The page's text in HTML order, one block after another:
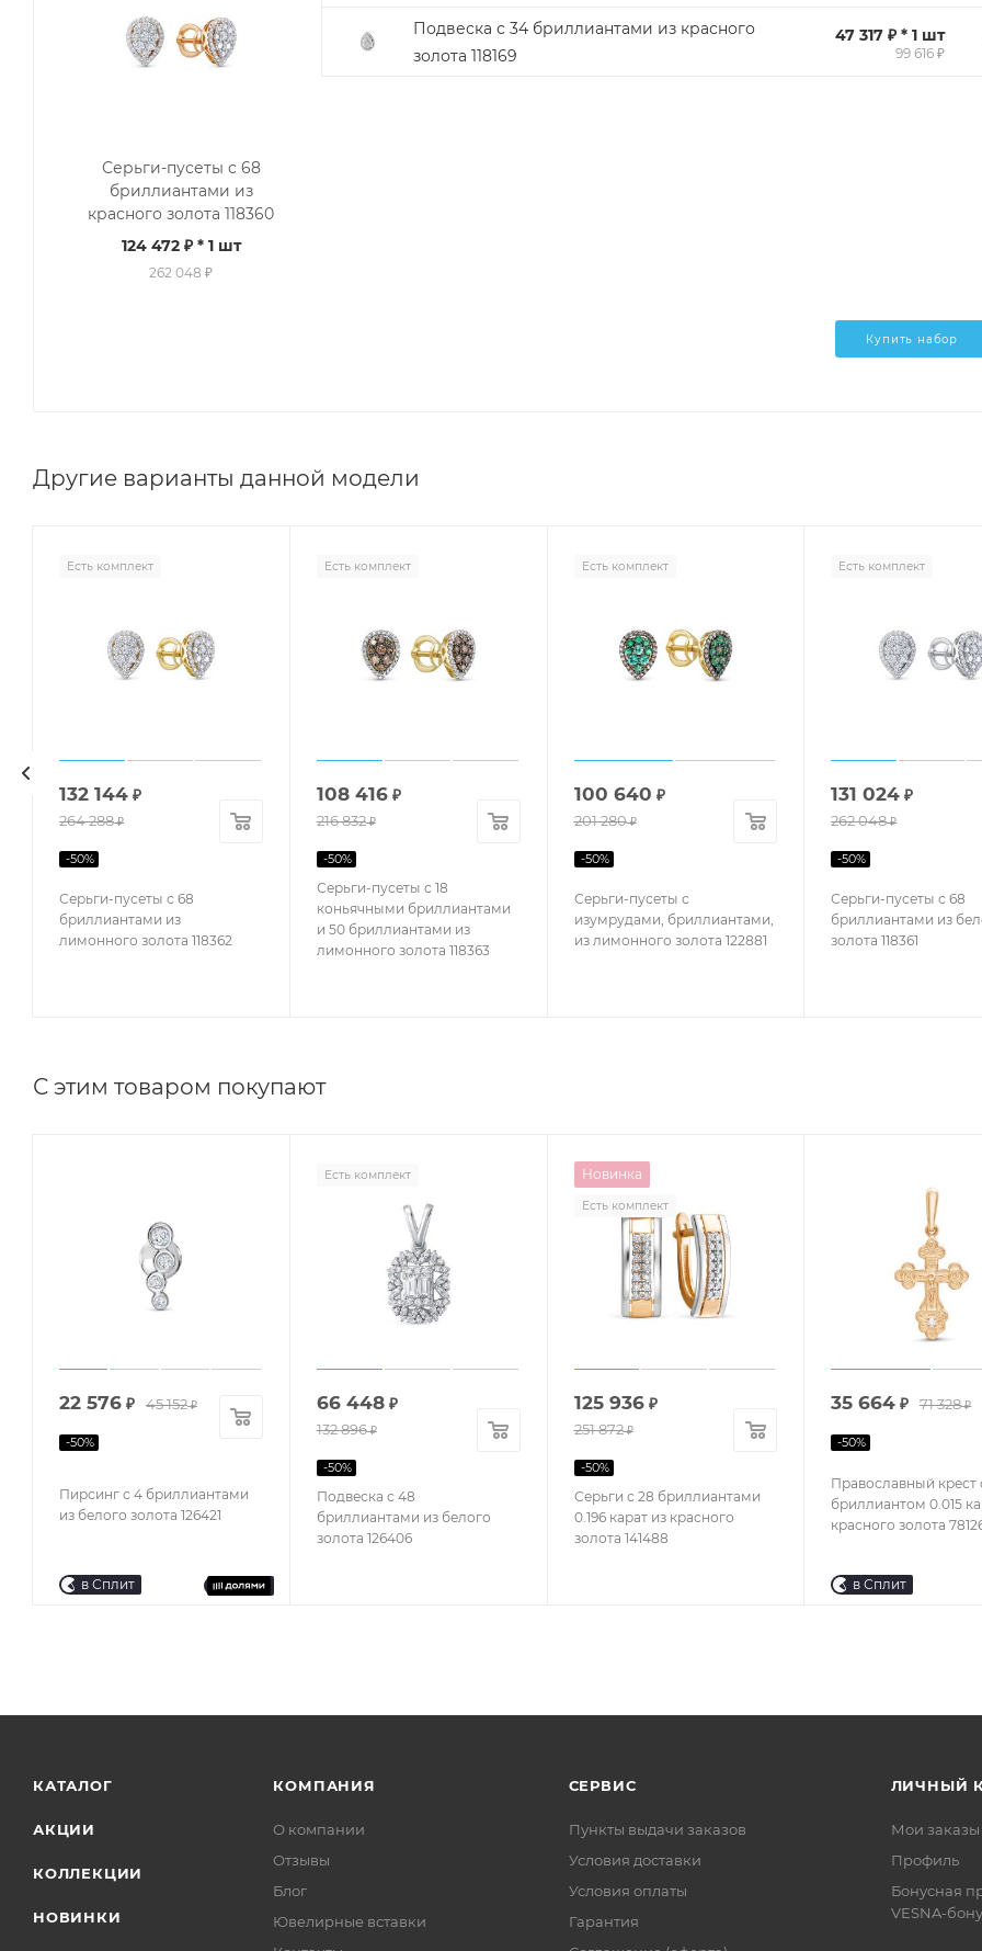
Серьги-пусеты с 68
бриллиантами из
красного золота 118360
124 472 ₽* 1 шт
262 048 ₽
Подвеска с 34 бриллиантами из красного
золота 118169
47 317 ₽ * 1 шт
99 616 ₽
Купить набор
Другие варианты данной модели
Есть комплект
Серьги-пусеты с 68
бриллиантами из
лимонного золота 118362
132 144 ₽
264 288₽
-50%
Есть комплект
Серьги-пусеты с 18
коньячными бриллиантами
и 50 бриллиантами из
лимонного золота 118363
108 416₽
216 832₽
-50%
Есть комплект
Серьги-пусеты с
изумрудами, бриллиантами,
из лимонного золота 122881
100 640 ₽
201 280₽
-50%
Есть комплект
Серьги-пусеты с 68
бриллиантами из
золота 118361
131 024 ₽
262 048₽
-50%
С этим товаром покупают
Пирсинг с 4 бриллиантами
из белого золота 126421
22 576 ₽ 45 152₽
-50%
в Сплит
Есть комплект
Подвеска с 48
бриллиантами из белого
золота 126406
66 448₽
132 896₽
-50%
Новинка
Есть комплект
Серьги с 28 бриллиантами
0.196 карат из красного
золота 141488
125 936₽
251 872₽
-50%
Православный крест
бриллиантом 0.015
красного золота
35 664 ₽ 71 328₽
-50%
в Сплит
КАТАЛОГ
АКЦИИ
КОЛЛЕКЦИИ
НОВИНКИ
КОМПАНИЯ
О компании
Отзывы
Блог
Ювелирные вставки
СЕРВИС
Пункты выдачи заказов
Условия доставки
Условия оплаты
Гарантия
ЛИЧНЫЙ
Мои заказы
Профиль
Бонусная
VESNA-